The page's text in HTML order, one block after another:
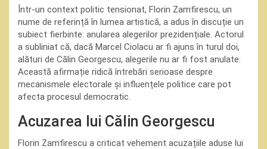
Într-un context politic tensionat, Florin Zamfirescu, un
nume de referință în lumea artistică, a adus în discuție un
subiect fierbinte: anularea alegerilor prezidențiale. Actorul
a subliniat că, dacă Marcel Ciolacu ar fi ajuns în turul doi,
alături de Călin Georgescu, alegerile nu ar fi fost anulate.
Această afirmație ridică întrebări serioase despre
mecanismele electorale și influențele politice care pot
afecta procesul democratic.
Acuzarea lui Călin Georgescu
Florin Zamfirescu a criticat vehement acuzațiile aduse lui